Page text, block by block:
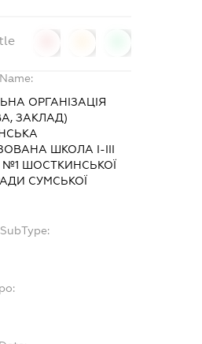
ОРГАНІЗАЦІЯ
ЗАКЛАД)
ШКОЛА І-ІІІ
№1 ШОСТКИНСЬКОЇ
СУМСЬКОЇ